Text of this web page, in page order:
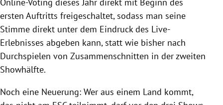
ersten Auftritts freigeschaltet, sodass man seine
Stimme direkt unter dem Eindruck des Live-
Erlebnisses abgeben kann, statt wie bisher nach
Durchspielen von Zusammenschnitten in der zweiten
Showhälfte.
Noch eine Neuerung: Wer aus einem Land kommt,